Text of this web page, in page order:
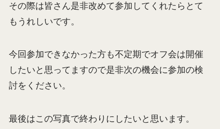
その際は皆さん是非改めて参加してくれたらとて
もうれしいです。
今回参加できなかった方も不定期でオフ会は開催
したいと思ってますので是非次の機会に参加の検
討をください。
最後はこの写真で終わりにしたいと思います。